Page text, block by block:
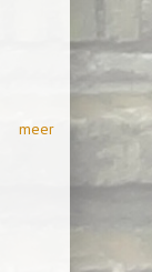
meer